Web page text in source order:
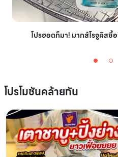
โปรฮอตก็มา! มากส์โรจูคิสซื้
โปรโมชันคล้ายกัน